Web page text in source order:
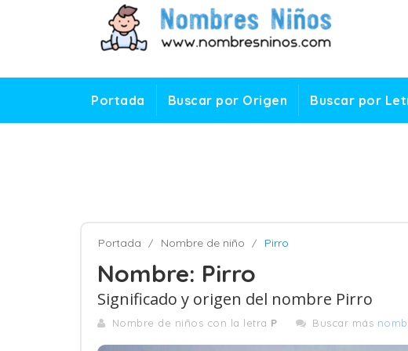
Portada Buscar por Origen Buscar por
Portada Nombre de niño Pirro
Nombre: Pirro
Significado y origen del nombre Pirro
Nombre de niños con la letra P Buscar más